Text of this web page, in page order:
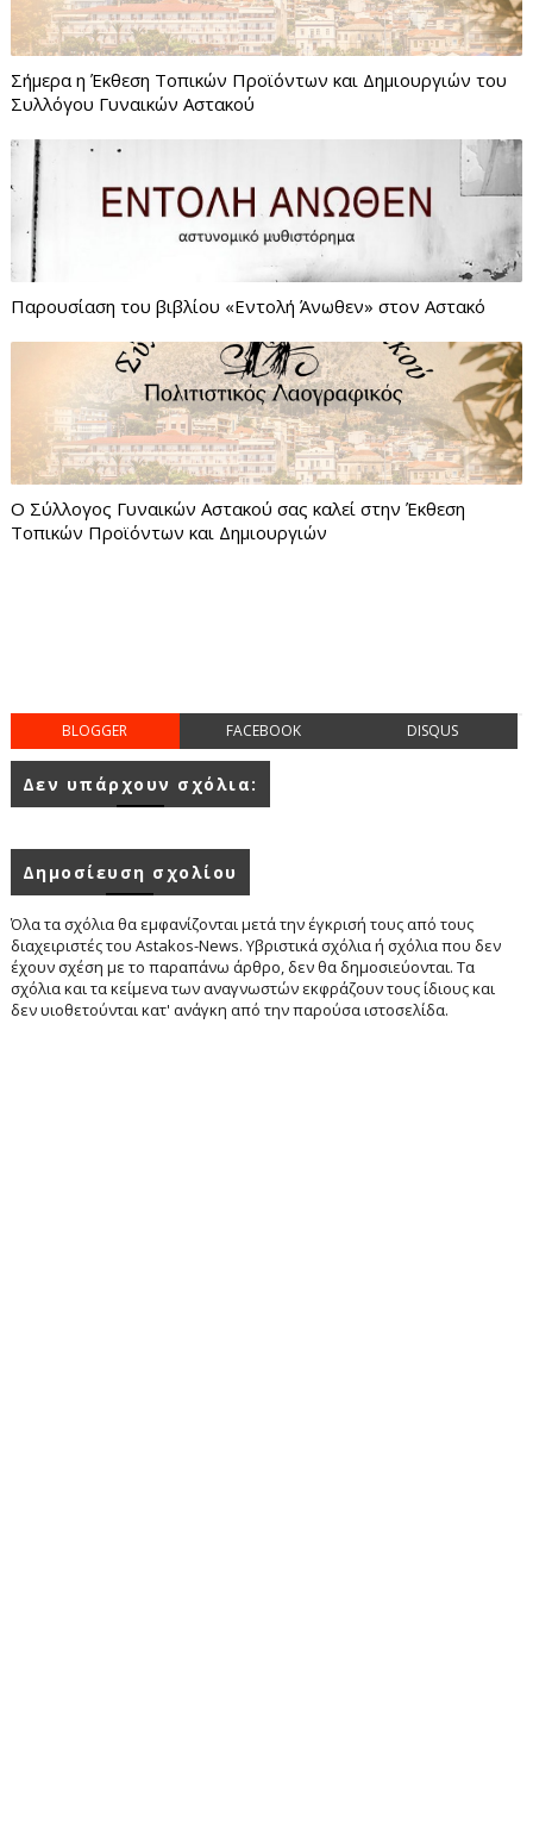
Σήμερα η Έκθεση Τοπικών Προϊόντων και Δημιουργιών του
Συλλόγου Γυναικών Αστακού
Παρουσίαση του βιβλίου «Εντολή Άνωθεν» στον Αστακό
Ο Σύλλογος Γυναικών Αστακού σας καλεί στην Έκθεση
Τοπικών Προϊόντων και Δημιουργιών
BLOGGER FACEBOOK DISQUS
Δεν υπάρχουν σχόλια:
Δημοσίευση σχολίου
Όλα τα σχόλια θα εμφανίζονται μετά την έγκρισή τους από τους
διαχειριστές του Astakos-News. Υβριστικά σχόλια ή σχόλια που δεν
έχουν σχέση με το παραπάνω άρθρο, δεν θα δημοσιεύονται. Τα
σχόλια και τα κείμενα των αναγνωστών εκφράζουν τους ίδιους και
δεν υιοθετούνται κατ' ανάγκη από την παρούσα ιστοσελίδα.